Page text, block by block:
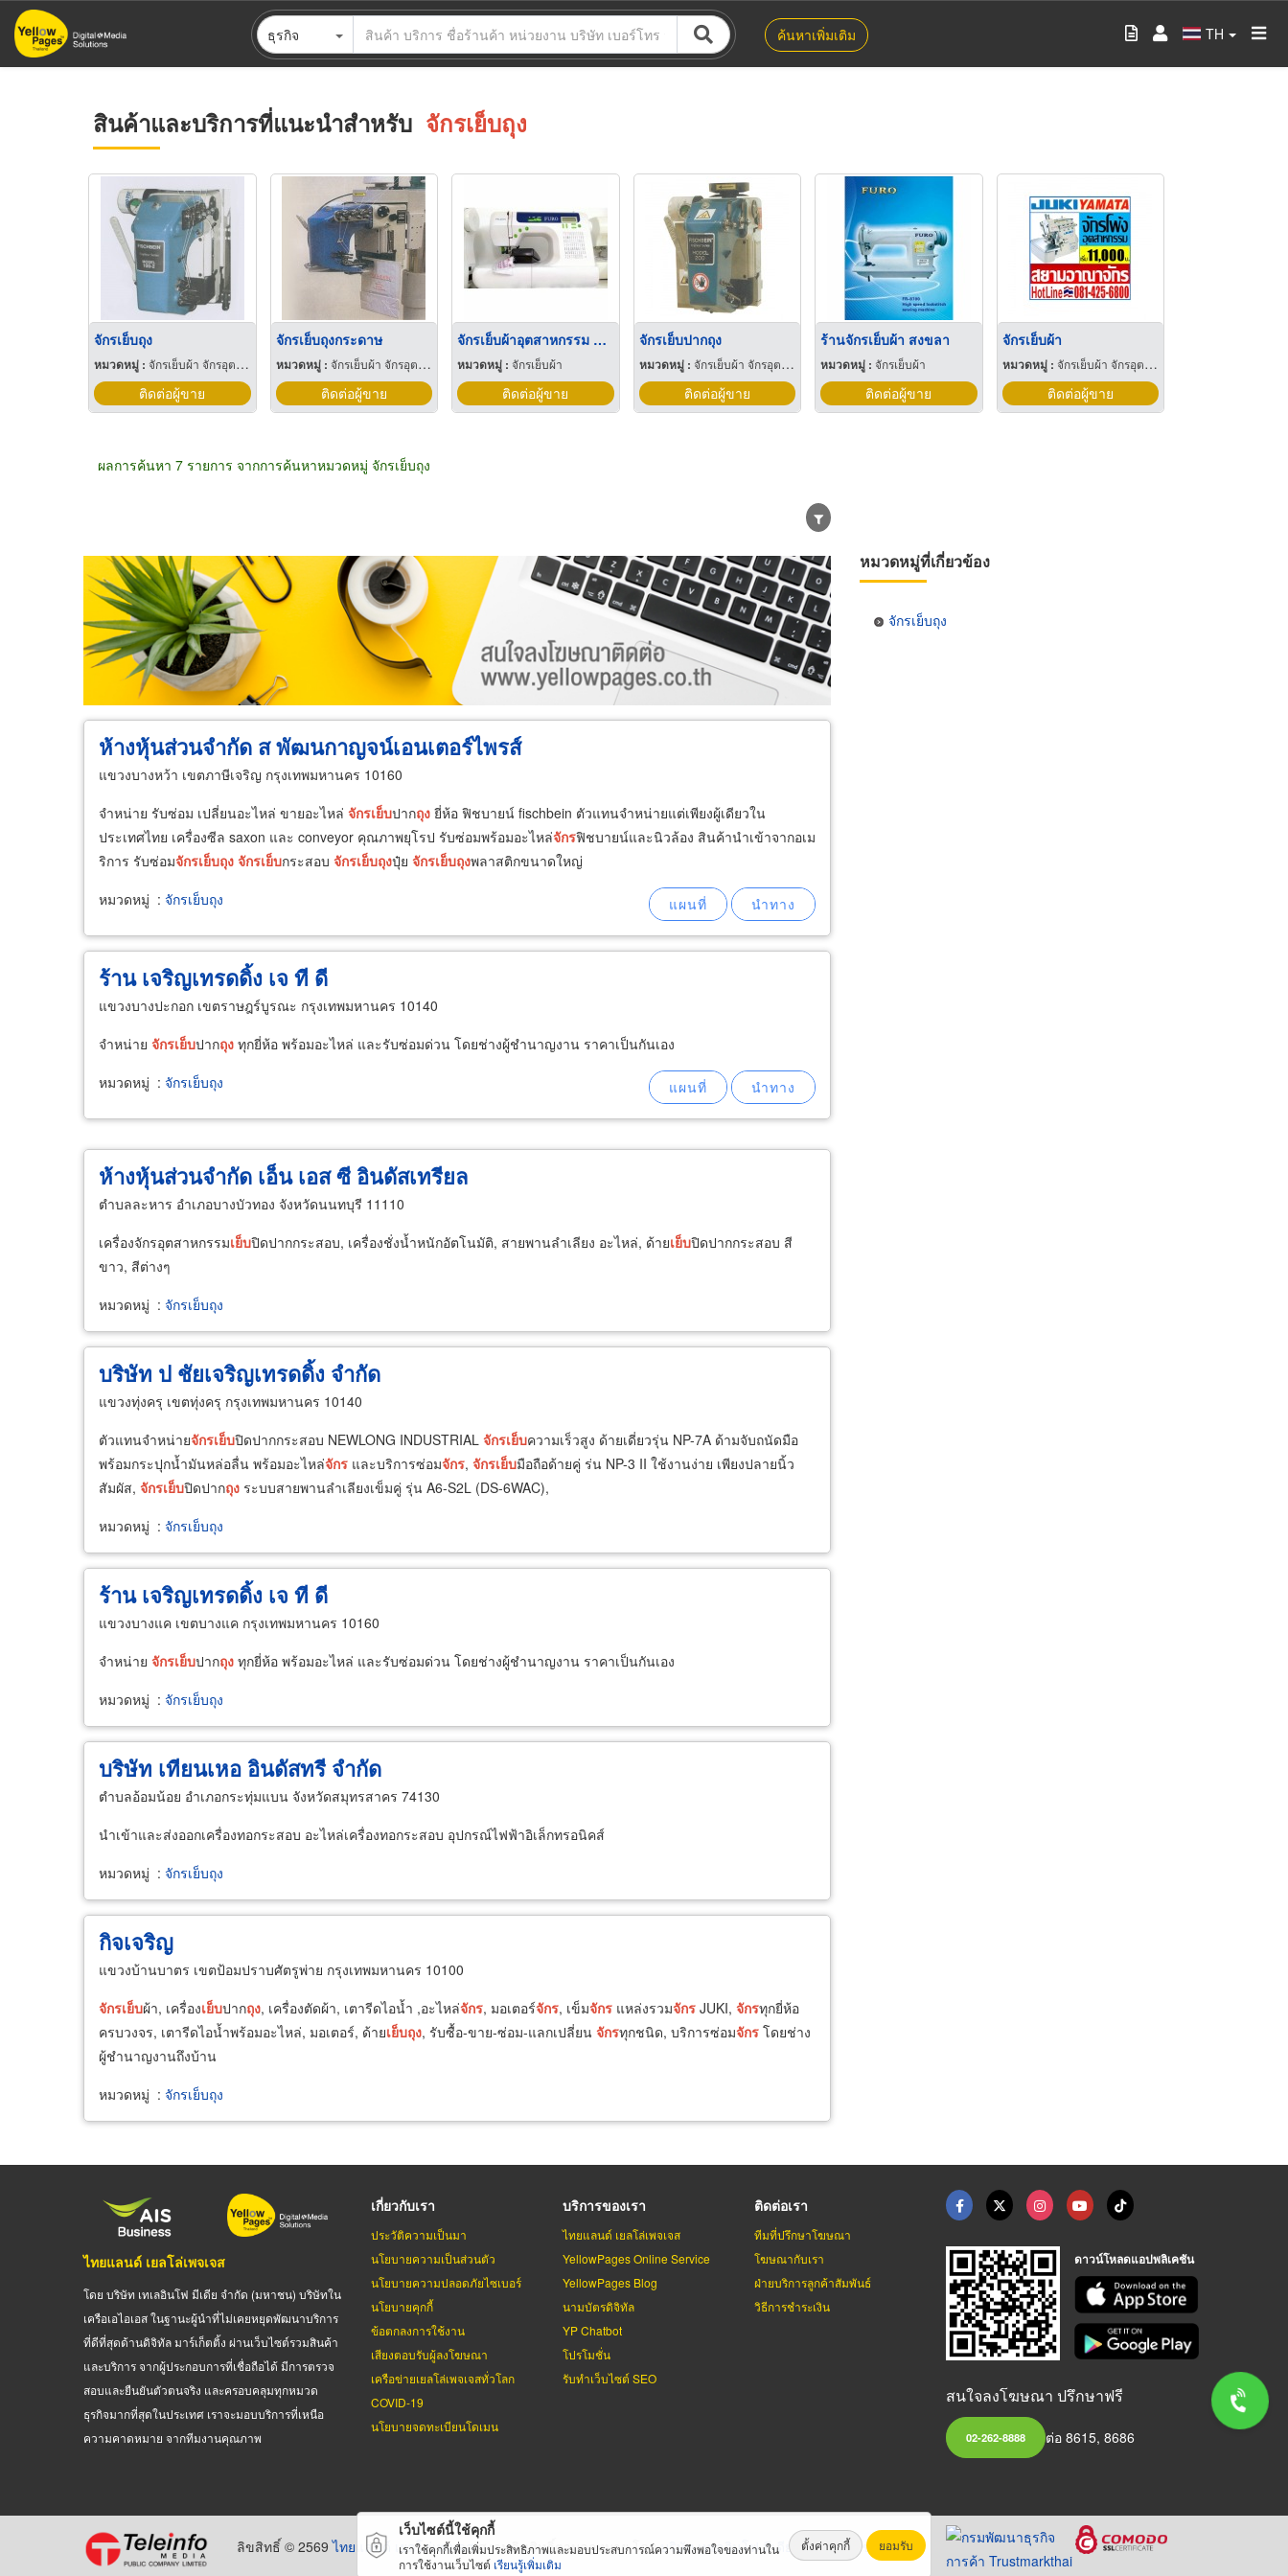
ข้าม
ไป
ธุรกิจ ค้นหาเพิ่มเติม TH
สินค้าและบริการที่แนะนำสำหรับ จักรเย็บถุง
จักรเย็บถุง
หมวดหมู่ : จักรเย็บผ้า จักรอุตสาหกรรม
ติดต่อผู้ขาย
จักรเย็บถุงกระดาษ
หมวดหมู่ : จักรเย็บผ้า จักรอุตสาหกรรม
ติดต่อผู้ขาย
จักรเย็บผ้าอุตสาหกรรม สงขลา
หมวดหมู่ : จักรเย็บผ้า
ติดต่อผู้ขาย
จักรเย็บปากถุง
หมวดหมู่ : จักรเย็บผ้า จักรอุตสาหกรรม
ติดต่อผู้ขาย
ร้านจักรเย็บผ้า สงขลา
หมวดหมู่ : จักรเย็บผ้า
ติดต่อผู้ขาย
จักรเย็บผ้า
หมวดหมู่ : จักรเย็บผ้า จักรอุตสาหกรรม
ติดต่อผู้ขาย
ผลการค้นหา 7 รายการ จากการค้นหาหมวดหมู่ จักรเย็บถุง
ขายส่ง ขายปลีก ผู้ผลิต ตัวแทนจัดจำหน่าย ผู้ส่งออก/นำเข้า ธุรกิจบริการ
ห้างหุ้นส่วนจำกัด ส พัฒนกาญจน์เอนเตอร์ไพรส์
แขวงบางหว้า เขตภาษีเจริญ กรุงเทพมหานคร 10160
จำหน่าย รับซ่อม เปลี่ยนอะไหล่ ขายอะไหล่ จักรเย็บปากถุง ยี่ห้อ ฟิชบายน์ fischbein ตัวแทนจำหน่ายแต่เพียงผู้เดียวใน
ประเทศไทย เครื่องซีล saxon และ conveyor คุณภาพยุโรป รับซ่อมพร้อมอะไหล่จักรฟิชบายน์และนิวล้อง สินค้านำเข้าจากอเม
ริการ รับซ่อมจักรเย็บถุง จักรเย็บกระสอบ จักรเย็บถุงปุ๋ย จักรเย็บถุงพลาสติกขนาดใหญ่
หมวดหมู่ : จักรเย็บถุง
ร้าน เจริญเทรดดิ้ง เจ ที ดี
แขวงบางปะกอก เขตราษฎร์บูรณะ กรุงเทพมหานคร 10140
จำหน่าย จักรเย็บปากถุง ทุกยี่ห้อ พร้อมอะไหล่ และรับซ่อมด่วน โดยช่างผู้ชำนาญงาน ราคาเป็นกันเอง
หมวดหมู่ : จักรเย็บถุง
ห้างหุ้นส่วนจำกัด เอ็น เอส ซี อินดัสเทรียล
ตำบลละหาร อำเภอบางบัวทอง จังหวัดนนทบุรี 11110
เครื่องจักรอุตสาหกรรมเย็บปิดปากกระสอบ, เครื่องชั่งน้ำหนักอัตโนมัติ, สายพานลำเลียง อะไหล่, ด้ายเย็บปิดปากกระสอบ สี
ขาว, สีต่างๆ
หมวดหมู่ : จักรเย็บถุง
บริษัท ป ชัยเจริญเทรดดิ้ง จำกัด
แขวงทุ่งครุ เขตทุ่งครุ กรุงเทพมหานคร 10140
ตัวแทนจำหน่ายจักรเย็บปิดปากกระสอบ NEWLONG INDUSTRIAL จักรเย็บความเร็วสูง ด้ายเดี่ยวรุ่น NP-7A ด้ามจับถนัดมือ
พร้อมกระปุกน้ำมันหล่อลื่น พร้อมอะไหล่จักร และบริการซ่อมจักร, จักรเย็บมือถือด้ายคู่ ร่น NP-3 II ใช้งานง่าย เพียงปลายนิ้ว
สัมผัส, จักรเย็บปิดปากถุง ระบบสายพานลำเลียงเข็มคู่ รุ่น A6-S2L (DS-6WAC),
หมวดหมู่ : จักรเย็บถุง
ร้าน เจริญเทรดดิ้ง เจ ที ดี
แขวงบางแค เขตบางแค กรุงเทพมหานคร 10160
จำหน่าย จักรเย็บปากถุง ทุกยี่ห้อ พร้อมอะไหล่ และรับซ่อมด่วน โดยช่างผู้ชำนาญงาน ราคาเป็นกันเอง
หมวดหมู่ : จักรเย็บถุง
บริษัท เทียนเหอ อินดัสทรี จำกัด
ตำบลอ้อมน้อย อำเภอกระทุ่มแบน จังหวัดสมุทรสาคร 74130
นำเข้าและส่งออกเครื่องทอกระสอบ อะไหล่เครื่องทอกระสอบ อุปกรณ์ไฟฟ้าอิเล็กทรอนิคส์
หมวดหมู่ : จักรเย็บถุง
กิจเจริญ
แขวงบ้านบาตร เขตป้อมปราบศัตรูพ่าย กรุงเทพมหานคร 10100
จักรเย็บผ้า, เครื่องเย็บปากถุง, เครื่องตัดผ้า, เตารีดไอน้ำ ,อะไหล่จักร, มอเตอร์จักร, เข็มจักร แหล่งรวมจักร JUKI, จักรทุกยี่ห้อ
ครบวงจร, เตารีดไอน้ำพร้อมอะไหล่, มอเตอร์, ด้ายเย็บถุง, รับซื้อ-ขาย-ซ่อม-แลกเปลี่ยน จักรทุกชนิด, บริการซ่อมจักร โดยช่าง
ผู้ชำนาญงานถึงบ้าน
หมวดหมู่ : จักรเย็บถุง
หมวดหมู่ที่เกี่ยวข้อง
จักรเย็บถุง
ไทยแลนด์ เยลโล่เพจเจส
โดย บริษัท เทเลอินโฟ มีเดีย จำกัด (มหาชน) บริษัทใน
เครือเอไอเอส ในฐานะผู้นำที่ไม่เคยหยุดพัฒนาบริการ
ที่ดีที่สุดด้านดิจิทัล มาร์เก็ตติ้ง ผ่านเว็บไซต์รวมสินค้า
และบริการ จากผู้ประกอบการที่เชื่อถือได้ มีการตรวจ
สอบและยืนยันตัวตนจริง และครอบคลุมทุกหมวด
ธุรกิจมากที่สุดในประเทศ เราจะมอบบริการที่เหนือ
ความคาดหมาย จากทีมงานคุณภาพ
เกี่ยวกับเรา
ประวัติความเป็นมา
นโยบายความเป็นส่วนตัว
นโยบายความปลอดภัยไซเบอร์
นโยบายคุกกี้
ข้อตกลงการใช้งาน
เสียงตอบรับผู้ลงโฆษณา
เครือข่ายเยลโล่เพจเจสทั่วโลก
COVID-19
นโยบายจดทะเบียนโดเมน
บริการของเรา
ไทยแลนด์ เยลโล่เพจเจส
YellowPages Online Service
YellowPages Blog
นามบัตรดิจิทัล
YP Chatbot
โปรโมชั่น
รับทำเว็บไซต์ SEO
ติดต่อเรา
ทีมที่ปรึกษาโฆษณา
โฆษณากับเรา
ฝ่ายบริการลูกค้าสัมพันธ์
วิธีการชำระเงิน
ดาวน์โหลดแอปพลิเคชัน
สนใจลงโฆษณา ปรึกษาฟรี
02-262-8888 ต่อ 8615, 8686
ลิขสิทธิ์ © 2569ไทยแลนด์ เยลโล่เพจเจสสงวนลิขสิทธิ์ตามกฏหมาย โดยบริษัท เทเลอินโฟ มีเดีย จำกัด (มหาชน)
เว็บไซต์นี้ใช้คุกกี้
เราใช้คุกกี้เพื่อเพิ่มประสิทธิภาพและมอบประสบการณ์ความพึงพอใจของท่านใน
การใช้งานเว็บไซต์ เรียนรู้เพิ่มเติม
ตั้งค่าคุกกี้ ยอมรับ